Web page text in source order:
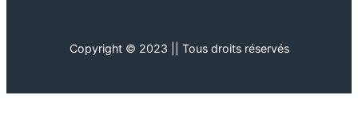
Copyright © 2023 || Tous droits réservés